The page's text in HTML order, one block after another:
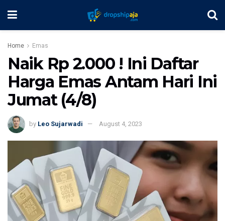
Home Emas
Naik Rp 2.000 ! Ini Daftar
Harga Emas Antam Hari Ini
Jumat (4/8)
by Leo Sujarwadi August 4, 2023